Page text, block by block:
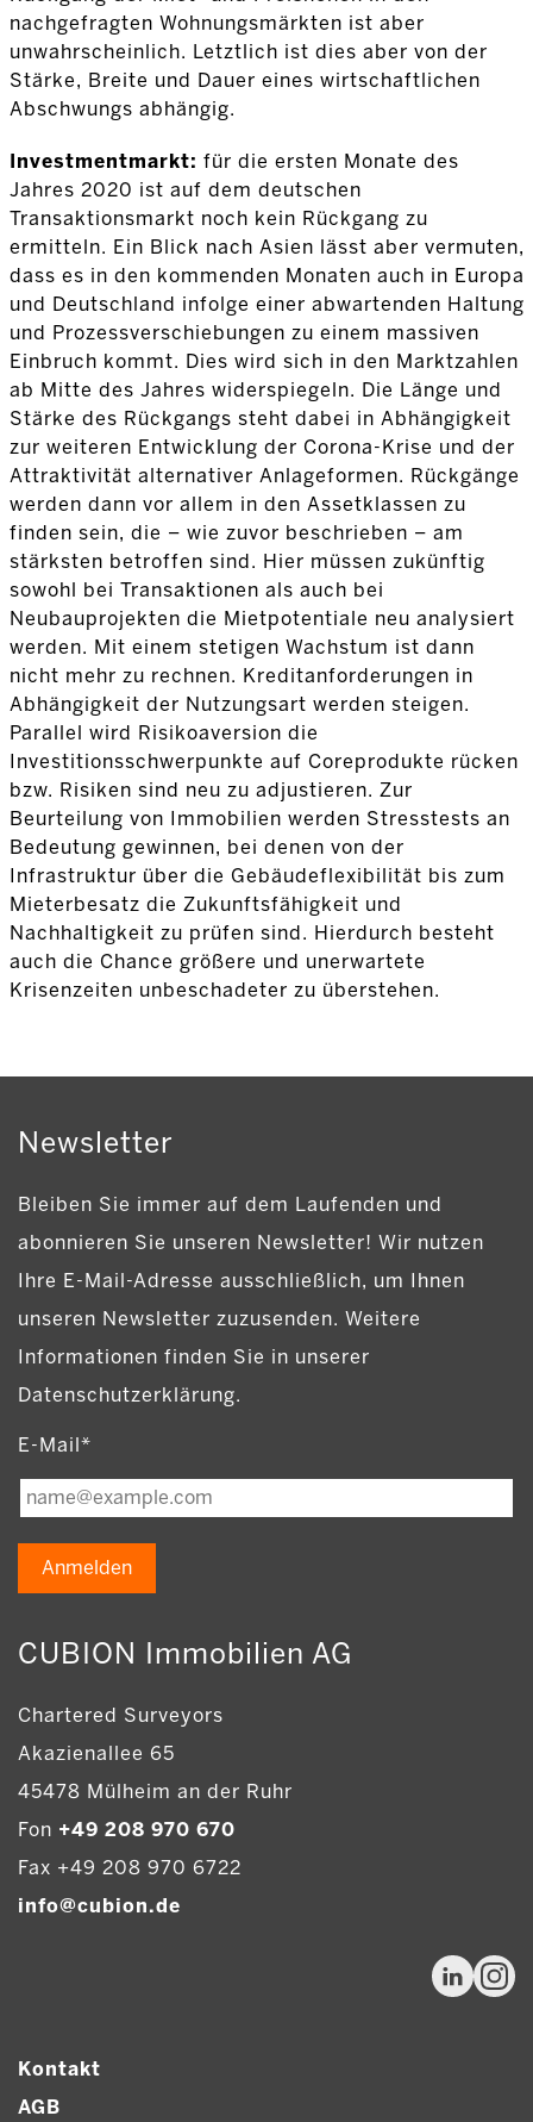
nachgefragten Wohnungsmärkten ist aber
unwahrscheinlich. Letztlich ist dies aber von der
Stärke, Breite und Dauer eines wirtschaftlichen
Abschwungs abhängig.
Investmentmarkt: für die ersten Monate des
Jahres 2020 ist auf dem deutschen
Transaktionsmarkt noch kein Rückgang zu
ermitteln. Ein Blick nach Asien lässt aber vermuten,
dass es in den kommenden Monaten auch in Europa
und Deutschland infolge einer abwartenden Haltung
und Prozessverschiebungen zu einem massiven
Einbruch kommt. Dies wird sich in den Marktzahlen
ab Mitte des Jahres widerspiegeln. Die Länge und
Stärke des Rückgangs steht dabei in Abhängigkeit
zur weiteren Entwicklung der Corona-Krise und der
Attraktivität alternativer Anlageformen. Rückgänge
werden dann vor allem in den Assetklassen zu
finden sein, die – wie zuvor beschrieben – am
stärksten betroffen sind. Hier müssen zukünftig
sowohl bei Transaktionen als auch bei
Neubauprojekten die Mietpotentiale neu analysiert
werden. Mit einem stetigen Wachstum ist dann
nicht mehr zu rechnen. Kreditanforderungen in
Abhängigkeit der Nutzungsart werden steigen.
Parallel wird Risikoaversion die
Investitionsschwerpunkte auf Coreprodukte rücken
bzw. Risiken sind neu zu adjustieren. Zur
Beurteilung von Immobilien werden Stresstests an
Bedeutung gewinnen, bei denen von der
Infrastruktur über die Gebäudeflexibilität bis zum
Mieterbesatz die Zukunftsfähigkeit und
Nachhaltigkeit zu prüfen sind. Hierdurch besteht
auch die Chance größere und unerwartete
Krisenzeiten unbeschadeter zu überstehen.
Newsletter
Bleiben Sie immer auf dem Laufenden und
abonnieren Sie unseren Newsletter! Wir nutzen
Ihre E-Mail-Adresse ausschließlich, um Ihnen
unseren Newsletter zuzusenden. Weitere
Informationen finden Sie in unserer
Datenschutzerklärung.
E-Mail*
Anmelden
CUBION Immobilien AG
Chartered Surveyors
Akazienallee 65
45478 Mülheim an der Ruhr
Fon +49 208 970 670
Fax +49 208 970 6722
info@cubion.de
Kontakt
AGB